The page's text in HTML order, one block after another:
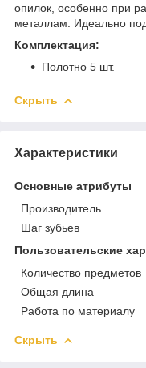
опилок, особенно при
металлам. Идеально
Комплектация:
Полотно 5 шт.
Скрыть
Характеристики
Основные атрибуты
Производитель
Шаг зубьев
Пользовательские
Количество предметов
Общая длина
Работа по материалу
Скрыть